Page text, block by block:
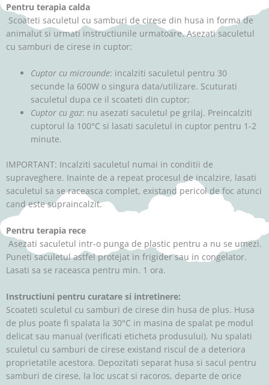
Pentru terapia calda
Scoateti saculetul cu samburi de cirese din husa in forma de
animalut si urmati instructiunile urmatoare. Asezati saculetul
cu samburi de cirese in cuptor:
Cuptor cu microunde: incalziti saculetul pentru 30
secunde la 600W o singura data/utilizare. Scuturati
saculetul dupa ce il scoateti din cuptor;
Cuptor cu gaz: nu asezati saculetul pe grilaj. Preincalziti
cuptorul la 100°C si lasati saculetul in cuptor pentru 1-2
minute.
IMPORTANT: Incalziti saculetul numai in conditii de
supraveghere. Inainte de a repeat procesul de incalzire, lasati
saculetul sa se raceasca complet, existand pericol de foc atunci
cand este supraincalzit.
Pentru terapia rece
Asezati saculetul intr-o punga de plastic pentru a nu se umezi.
Puneti saculetul astfel protejat in frigider sau in congelator.
Lasati sa se raceasca pentru min. 1 ora.
Instructiuni pentru curatare si intretinere:
Scoateti sculetul cu samburi de cirese din husa de plus. Husa
de plus poate fi spalata la 30°C in masina de spalat pe modul
delicat sau manual (verificati eticheta produsului). Nu spalati
sculetul cu samburi de cirese existand riscul de a deteriora
proprietatile acestora. Depozitati separat husa si sacul pentru
samburi de cirese, la loc uscat si racoros, departe de orice